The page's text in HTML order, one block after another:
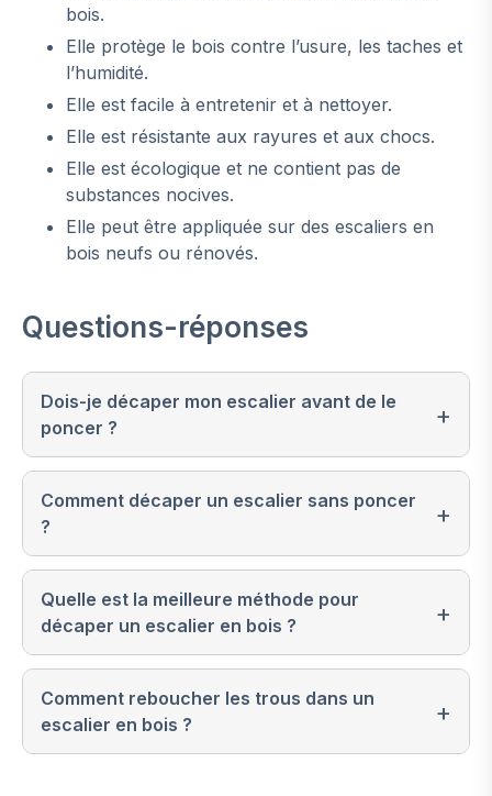
bois.
Elle protège le bois contre l’usure, les taches et
l’humidité.
Elle est facile à entretenir et à nettoyer.
Elle est résistante aux rayures et aux chocs.
Elle est écologique et ne contient pas de
substances nocives.
Elle peut être appliquée sur des escaliers en
bois neufs ou rénovés.
Questions-réponses
Dois-je décaper mon escalier avant de le
poncer ?
Comment décaper un escalier sans poncer
?
Quelle est la meilleure méthode pour
décaper un escalier en bois ?
Comment reboucher les trous dans un
escalier en bois ?